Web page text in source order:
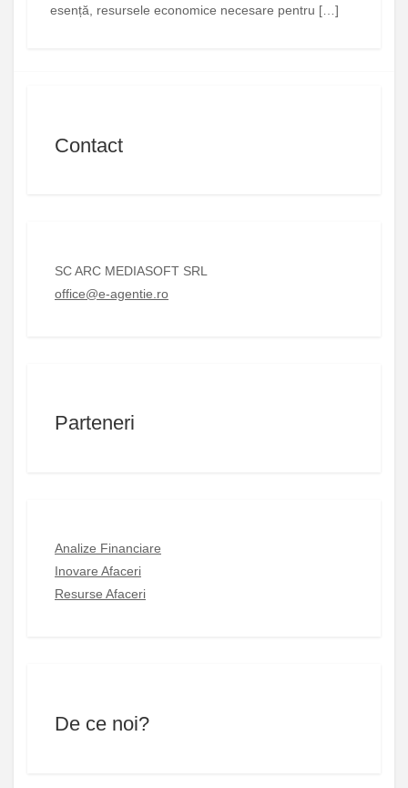
esență, resursele economice necesare pentru […]
Contact
SC ARC MEDIASOFT SRL
office@e-agentie.ro
Parteneri
Analize Financiare
Inovare Afaceri
Resurse Afaceri
De ce noi?